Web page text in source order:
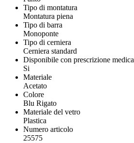
Tipo di montatura
Montatura piena
Tipo di barra
Monoponte
Tipo di cerniera
Cerniera standard
Disponibile con prescrizione medica
Si
Materiale
Acetato
Colore
Blu Rigato
Materiale del vetro
Plastica
Numero articolo
25575